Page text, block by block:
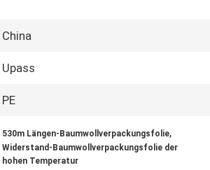
China
Upass
PE
530m Längen-Baumwollverpackungsfolie,
Widerstand-Baumwollverpackungsfolie der
hohen Temperatur